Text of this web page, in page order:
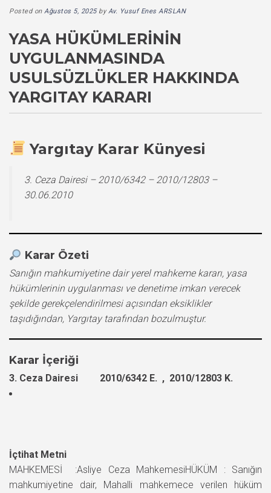
Posted on Ağustos 5, 2025byAv. Yusuf Enes ARSLAN
YASA HÜKÜMLERININ
UYGULANMASINDA
USULSÜZLÜKLER HAKKINDA
YARGITAY KARARI
Yargıtay Karar Künyesi
3. Ceza Dairesi – 2010/6342 – 2010/12803 –
30.06.2010
Karar Özeti
Sanığın mahkumiyetine dair yerel mahkeme kararı, yasa
hükümlerinin uygulanması ve denetime imkan verecek
şekilde gerekçelendirilmesi açısından eksiklikler
taşıdığından, Yargıtay tarafından bozulmuştur.
Karar İçeriği
3. Ceza Dairesi 2010/6342 E. , 2010/12803 K.
İçtihat Metni
MAHKEMESİ :Asliye Ceza MahkemesiHÜKÜM : Sanığın
mahkumiyetine dair, Mahalli mahkemece verilen hüküm